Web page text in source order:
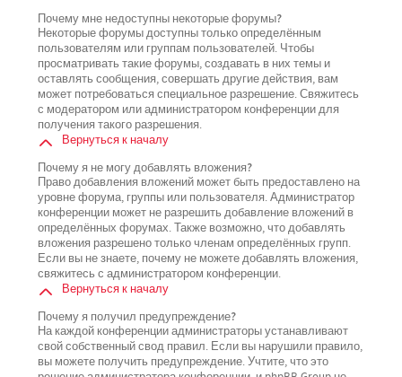
Почему мне недоступны некоторые форумы?
Некоторые форумы доступны только определённым
пользователям или группам пользователей. Чтобы
просматривать такие форумы, создавать в них темы и
оставлять сообщения, совершать другие действия, вам
может потребоваться специальное разрешение. Свяжитесь
с модератором или администратором конференции для
получения такого разрешения.
Вернуться к началу
Почему я не могу добавлять вложения?
Право добавления вложений может быть предоставлено на
уровне форума, группы или пользователя. Администратор
конференции может не разрешить добавление вложений в
определённых форумах. Также возможно, что добавлять
вложения разрешено только членам определённых групп.
Если вы не знаете, почему не можете добавлять вложения,
свяжитесь с администратором конференции.
Вернуться к началу
Почему я получил предупреждение?
На каждой конференции администраторы устанавливают
свой собственный свод правил. Если вы нарушили правило,
вы можете получить предупреждение. Учтите, что это